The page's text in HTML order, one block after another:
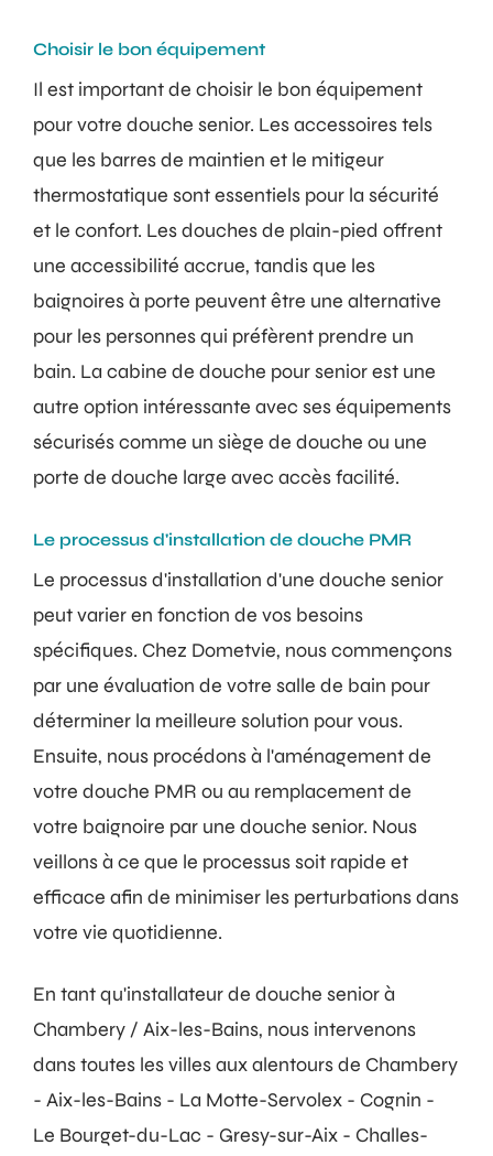
Choisir le bon équipement
Il est important de choisir le bon équipement
pour votre douche senior. Les accessoires tels
que les barres de maintien et le mitigeur
thermostatique sont essentiels pour la sécurité
et le confort. Les douches de plain-pied offrent
une accessibilité accrue, tandis que les
baignoires à porte peuvent être une alternative
pour les personnes qui préfèrent prendre un
bain. La cabine de douche pour senior est une
autre option intéressante avec ses équipements
sécurisés comme un siège de douche ou une
porte de douche large avec accès facilité.
Le processus d'installation de douche PMR
Le processus d'installation d'une douche senior
peut varier en fonction de vos besoins
spécifiques. Chez Dometvie, nous commençons
par une évaluation de votre salle de bain pour
déterminer la meilleure solution pour vous.
Ensuite, nous procédons à l'aménagement de
votre douche PMR ou au remplacement de
votre baignoire par une douche senior. Nous
veillons à ce que le processus soit rapide et
efficace afin de minimiser les perturbations dans
votre vie quotidienne.
En tant qu'installateur de douche senior à
Chambery / Aix-les-Bains, nous intervenons
dans toutes les villes aux alentours de Chambery
- Aix-les-Bains - La Motte-Servolex - Cognin -
Le Bourget-du-Lac - Gresy-sur-Aix - Challes-